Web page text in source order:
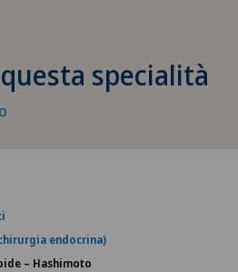
specialità
endocrina)
– Hashimoto